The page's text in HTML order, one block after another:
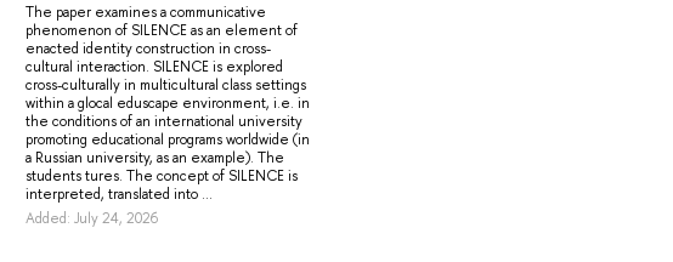
The paper examines a communicative
phenomenon of SILENCE as an element of
enacted identity construction in cross-
cultural interaction. SILENCE is explored
cross-culturally in multicultural class settings
within a glocal eduscape environment, i.e. in
the conditions of an international university
promoting educational programs worldwide (in
a Russian university, as an example). The
students tures. The concept of SILENCE is
interpreted, translated into ...
Added: July 24, 2026